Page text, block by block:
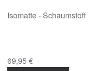
Isomatte - Schaumstoff
69,95 €